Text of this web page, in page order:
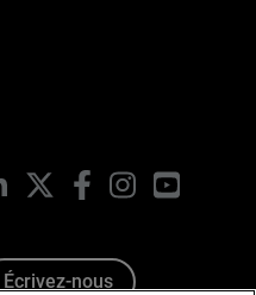
LinkedIn FacebookInstagram
Écrivez-nous